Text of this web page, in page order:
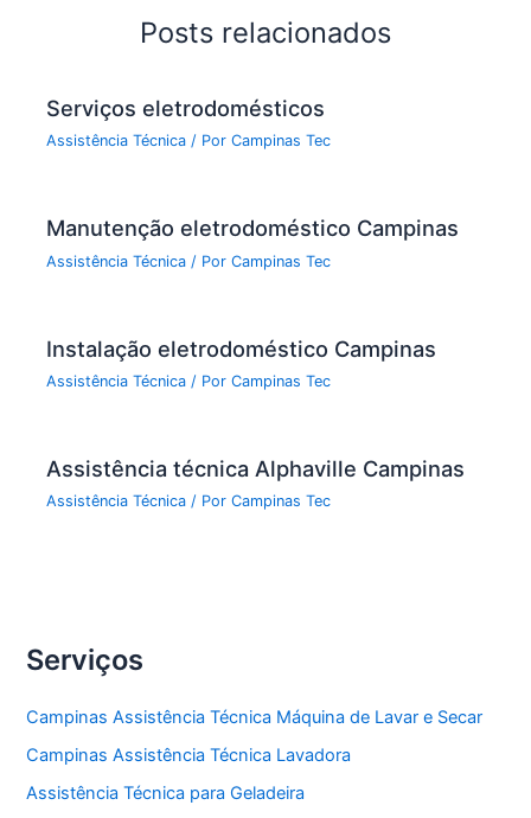
Posts relacionados
Serviços eletrodomésticos
Assistência Técnica / PorCampinas Tec
Manutenção eletrodoméstico Campinas
Assistência Técnica / PorCampinas Tec
Instalação eletrodoméstico Campinas
Assistência Técnica / PorCampinas Tec
Assistência técnica Alphaville Campinas
Assistência Técnica / PorCampinas Tec
Serviços
Campinas Assistência Técnica Máquina de Lavar e Secar
Campinas Assistência Técnica Lavadora
Assistência Técnica para Geladeira